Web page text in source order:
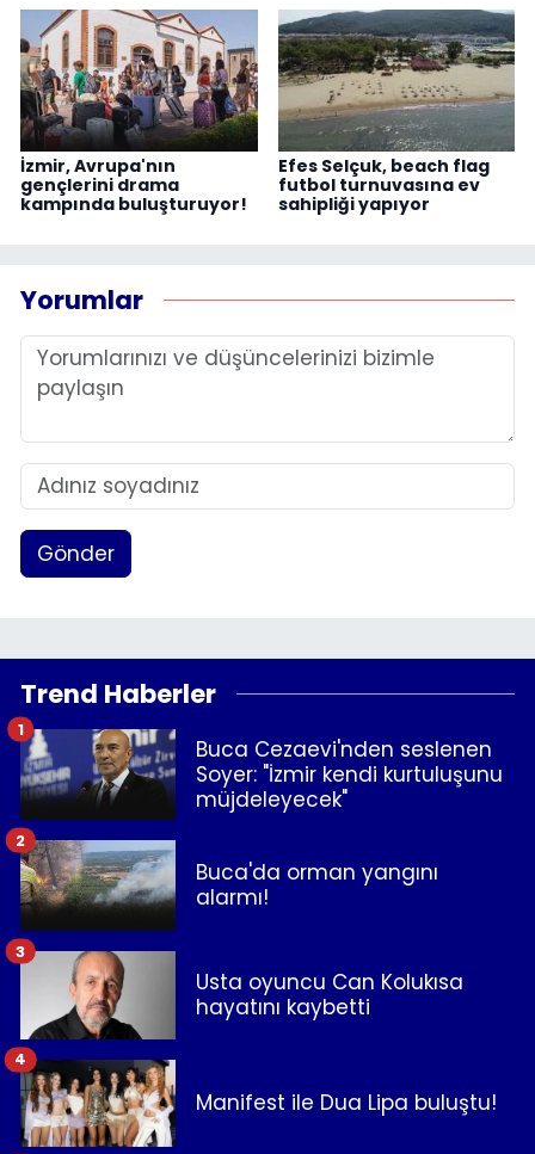
İzmir, Avrupa'nın
gençlerini drama
kampında buluşturuyor!
Efes Selçuk, beach flag
futbol turnuvasına ev
sahipliği yapıyor
Yorumlar
Gönder
Trend Haberler
Buca Cezaevi'nden seslenen
Soyer: "İzmir kendi kurtuluşunu
müjdeleyecek"
1
Buca'da orman yangını
alarmı!
2
Usta oyuncu Can Kolukısa
hayatını kaybetti
3
Manifest ile Dua Lipa buluştu!
4